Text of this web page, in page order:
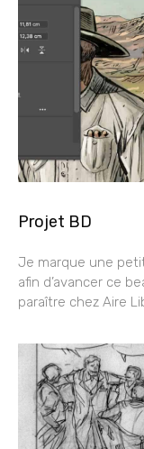
Projet BD
Je marque une
afin d’avancer ce
paraître chez Aire